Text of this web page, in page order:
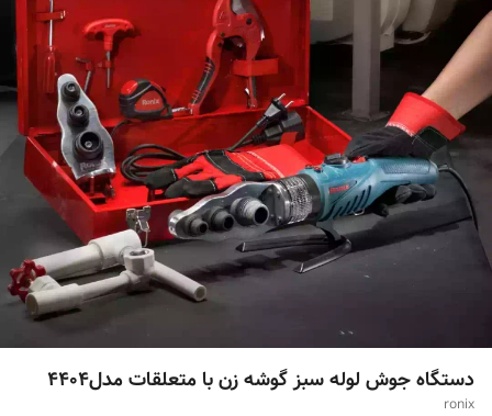
دستگاه جوش لوله سبز گوشه زن با متعلقات مدل4404
ronix